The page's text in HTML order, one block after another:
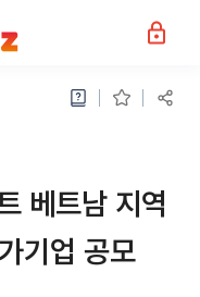
베트남 지역
기업 공모